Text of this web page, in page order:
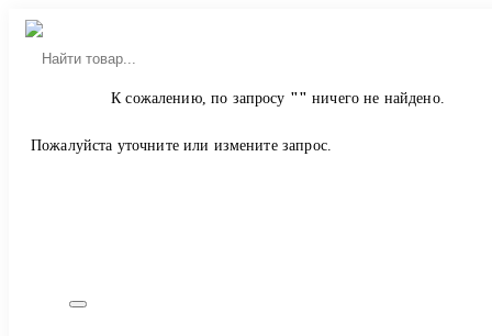
К сожалению, по запросу "" ничего не найдено.
Пожалуйста уточните или измените запрос.
Главная